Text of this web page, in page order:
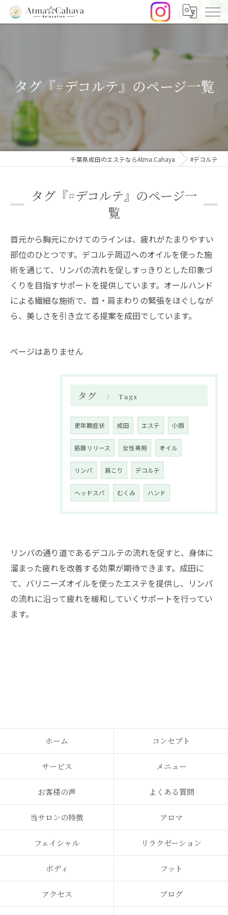
タグ『#デコルテ』のページ一覧
千葉県成田のエステならAtma.Cahaya #デコルテ
タグ『#デコルテ』のページ一
覧
首元から胸元にかけてのラインは、疲れがたまりやすい
部位のひとつです。デコルテ周辺へのオイルを使った施
術を通じて、リンパの流れを促しすっきりとした印象づ
くりを目指すサポートを提供しています。オールハンド
による繊細な施術で、首・肩まわりの緊張をほぐしなが
ら、美しさを引き立てる提案を成田でしています。
ページはありません
タグ Tags
更年期症状 成田 エステ 小顔
筋膜リリース 女性専用 オイル
リンパ 肩こり デコルテ
ヘッドスパ むくみ ハンド
リンパの通り道であるデコルテの流れを促すと、身体に
溜まった疲れを改善する効果が期待できます。成田に
て、バリニーズオイルを使ったエステを提供し、リンパ
の流れに沿って疲れを緩和していくサポートを行ってい
ます。
ホーム コンセプト
サービス メニュー
お客様の声 よくある質問
当サロンの特徴 アロマ
フェイシャル リラクゼーション
ボディ フット
アクセス ブログ